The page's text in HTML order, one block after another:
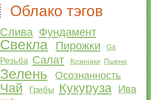
Облако тэгов
Слива Фундамент
Свекла Пирожки Git
Резьба Салат Козинаки Пшено
Зелень Осознанность
Чай Грибы Кукуруза Ива